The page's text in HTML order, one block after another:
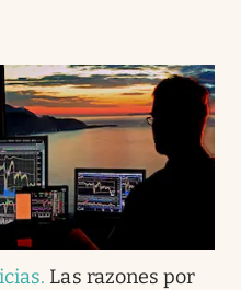
. Las razones por